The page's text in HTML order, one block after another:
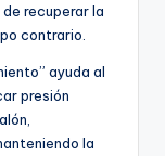
recuperar la
contrario.
ayuda al
presión
la